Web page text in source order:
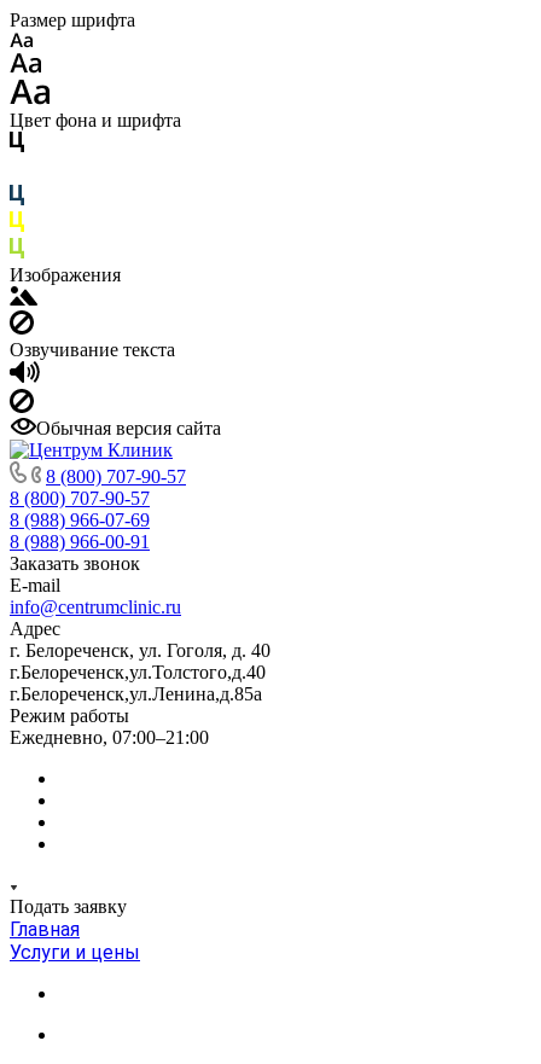
Размер шрифта
Цвет фона и шрифта
Изображения
Озвучивание текста
Обычная версия сайта
8 (800) 707-90-57
8 (800) 707-90-57
8 (988) 966-07-69
8 (988) 966-00-91
Заказать звонок
E-mail
info@centrumclinic.ru
Адрес
г. Белореченск, ул. Гоголя, д. 40
г.Белореченск,ул.Толстого,д.40
г.Белореченск,ул.Ленина,д.85а
Режим работы
Ежедневно, 07:00–21:00
Подать заявку
Главная
Услуги и цены